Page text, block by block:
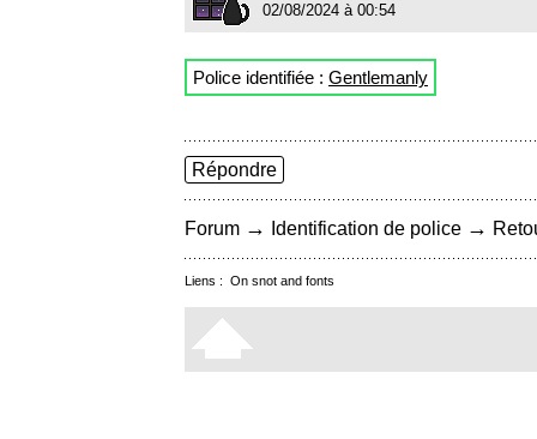
02/08/2024 à 00:54
Police identifiée : Gentlemanly
Répondre
Forum → Identification de police →
Liens : On snot and fonts